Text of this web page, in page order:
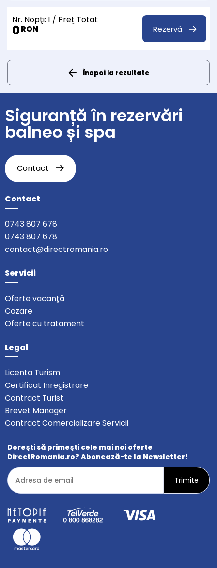
Nr. Nopţi: 1 / Preţ Total:
0RON Rezervă
Înapoi la rezultate
Siguranță în rezervări
balneo și spa
Contact
Contact
0743 807 678
0743 807 678
contact@directromania.ro
Servicii
Oferte vacanță
Cazare
Oferte cu tratament
Legal
Licenta Turism
Certificat Inregistrare
Contract Turist
Brevet Manager
Contract Comercializare Servicii
Doreşti să primeşti cele mai noi oferte
DirectRomania.ro? Abonează-te la Newsletter!